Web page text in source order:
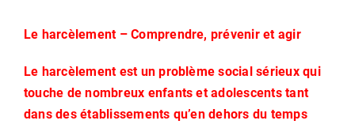
Le harcèlement – Comprendre, prévenir et agir
Le harcèlement est un problème social sérieux qui
touche de nombreux enfants et adolescents tant
dans des établissements qu’en dehors du temps